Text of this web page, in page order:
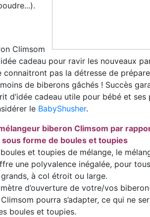
Climsom
cadeau pour ravir les nouveaux
connaitront pas la détresse de
de biberons gâchés ! Succès
d’idée cadeau utile pour bébé et ses
le BabyShusher.
biberon Climsom par
forme de boules et toupies
et toupies de mélange, le
une polyvalence inégalée, pour
à col étroit ou large.
d’ouverture de votre/vos
pourra s’adapter, ce qui ne
boules et toupies.